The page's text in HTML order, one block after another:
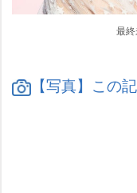
最終
【写真】この